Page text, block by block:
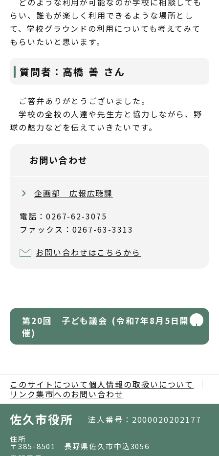
らい、誰もが楽しく利用できるような場所とし
て、学校グラウンドの利用についても考えてみて
もらいたいと思います。
質問者：高橋 善 さん
ご答弁ありがとうございました。
学校の全校の人達や先生方と協力しながら、野
球の魅力などを伝えていきたいです。
お問い合わせ
企画部 広報広聴課
電話：0267-62-3075
ファックス：0267-63-3313
お問い合わせはこちらから
第20回 子ども議会 (令和7年8月5日開
催)
このサイトについて 個人情報の取扱いについて
リンク集市へのお問い合わせ
佐久市役所 法人番号：2000020202177
住所
〒385-8501 長野県佐久市中込3056